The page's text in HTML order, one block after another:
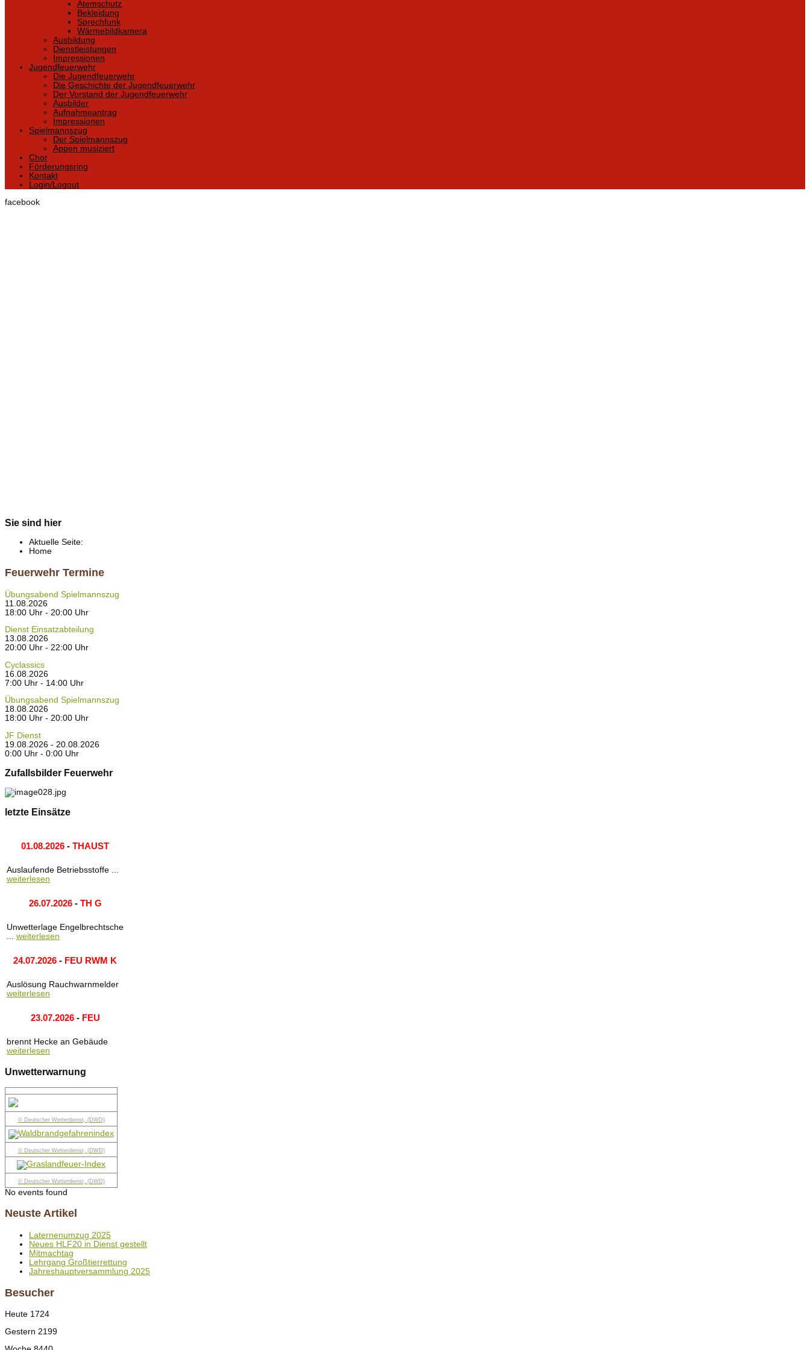
Atemschutz
Bekleidung
Sprechfunk
Wärmebildkamera
Ausbildung
Dienstleistungen
Impressionen
Jugendfeuerwehr
Die Jugendfeuerwehr
Die Geschichte der Jugendfeuerwehr
Der Vorstand der Jugendfeuerwehr
Ausbilder
Aufnahmeantrag
Impressionen
Spielmannszug
Der Spielmannszug
Appen musiziert
Chor
Förderungsring
Kontakt
Login/Logout
facebook
Sie sind hier
Aktuelle Seite:
Home
Feuerwehr Termine
Übungsabend Spielmannszug
11.08.2026
18:00 Uhr - 20:00 Uhr
Dienst Einsatzabteilung
13.08.2026
20:00 Uhr - 22:00 Uhr
Cyclassics
16.08.2026
7:00 Uhr - 14:00 Uhr
Übungsabend Spielmannszug
18.08.2026
18:00 Uhr - 20:00 Uhr
JF Dienst
19.08.2026 - 20.08.2026
0:00 Uhr - 0:00 Uhr
Zufallsbilder Feuerwehr
letzte Einsätze
01.08.2026 - THAUST
Auslaufende Betriebsstoffe ...
weiterlesen
26.07.2026- TH G
Unwetterlage Engelbrechtsche
... weiterlesen
24.07.2026 - FEU RWM K
Auslösung Rauchwarnmelder
weiterlesen
23.07.2026- FEU
brennt Hecke an Gebäude
weiterlesen
Unwetterwarnung
© Deutscher Wetterdienst, (DWD)
© Deutscher Wetterdienst, (DWD)
© Deutscher Wetterdienst, (DWD)
No events found
Neuste Artikel
Laternenumzug 2025
Neues HLF20 in Dienst gestellt
Mitmachtag
Lehrgang Großtierrettung
Jahreshauptversammlung 2025
Besucher
Heute 1724
Gestern 2199